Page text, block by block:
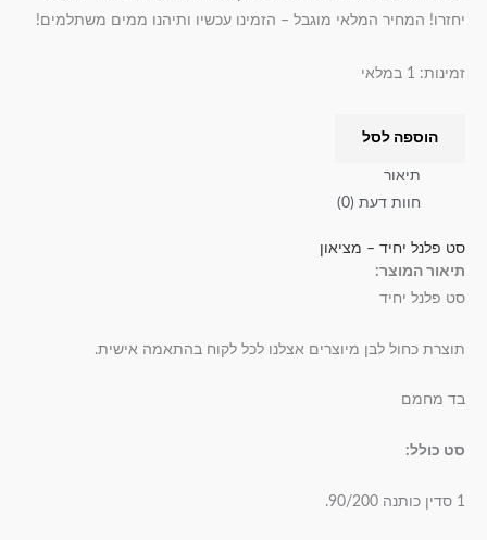
יחזרו! המחיר המלאי מוגבל – הזמינו עכשיו ותיהנו ממים משתלמים!
זמינות: 1 במלאי
הוספה לסל
תיאור
חוות דעת (0)
סט פלנל יחיד – מציאון
תיאור המוצר:
סט פלנל יחיד
תוצרת כחול לבן מיוצרים אצלנו לכל לקוח בהתאמה אישית.
בד מחמם
סט כולל:
1 סדין כותנה 90/200.